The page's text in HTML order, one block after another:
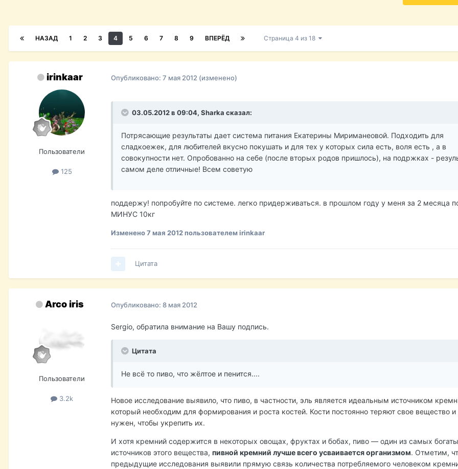
НАЗАД 1 2 3 4 5 6 7 8 9 ВПЕРЁД Страница 4 из 18
irinkaar
Пользователи
125
Опубликовано: 7 мая 2012 (изменено)
03.05.2012 в 09:04, Sharka сказал:
Потрясающие результаты дает система питания Екатерины Мириманеовой. Подходить для
сладкоежек, для любителей вкусно покушать и для тех у которых сила есть, воля есть , а в
совокупности нет. Опробованно на себе (после вторых родов пришлось), на подржках -
самом деле отличные! Всем советую
поддержу! попробуйте по системе. легко придерживаться. в прошлом году у меня за 2 месяца
МИНУС 10кг
Изменено7 мая 2012пользователем irinkaar
Цитата
Arco iris
Пользователи
3.2k
Опубликовано: 8 мая 2012
Sergio, обратила внимание на Вашу подпись.
Цитата
Не всё то пиво, что жёлтое и пенится....
Новое исследование выявило, что пиво, в частности, эль является идеальным источником
который необходим для формирования и роста костей. Кости постоянно теряют свое вещество
нужен, чтобы укрепить их.
И хотя кремний содержится в некоторых овощах, фруктах и бобах, пиво — один из самых
источников этого вещества, пивной кремний лучше всего усваивается организмом. Отметим,
предыдущие исследования выявили прямую связь количества потребляемого человеком